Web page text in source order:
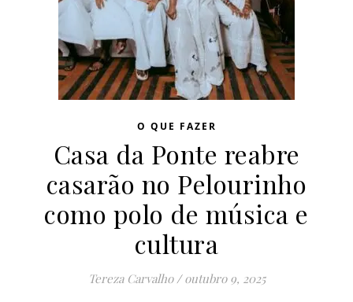
O QUE FAZER
Casa da Ponte reabre
casarão no Pelourinho
como polo de música e
cultura
Tereza Carvalho / outubro 9, 2025